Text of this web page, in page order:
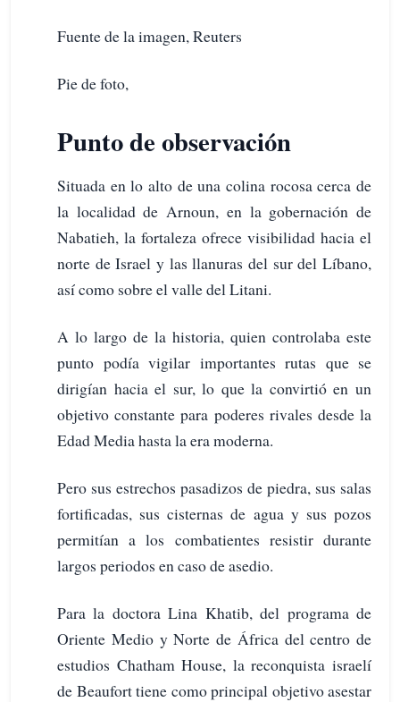
Fuente de la imagen, Reuters
Pie de foto,
Punto de observación
Situada en lo alto de una colina rocosa cerca de
la localidad de Arnoun, en la gobernación de
Nabatieh, la fortaleza ofrece visibilidad hacia el
norte de Israel y las llanuras del sur del Líbano,
así como sobre el valle del Litani.
A lo largo de la historia, quien controlaba este
punto podía vigilar importantes rutas que se
dirigían hacia el sur, lo que la convirtió en un
objetivo constante para poderes rivales desde la
Edad Media hasta la era moderna.
Pero sus estrechos pasadizos de piedra, sus salas
fortificadas, sus cisternas de agua y sus pozos
permitían a los combatientes resistir durante
largos periodos en caso de asedio.
Para la doctora Lina Khatib, del programa de
Oriente Medio y Norte de África del centro de
estudios Chatham House, la reconquista israelí
de Beaufort tiene como principal objetivo asestar